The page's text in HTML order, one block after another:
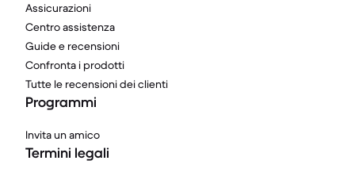
Assicurazioni
Centro assistenza
Guide e recensioni
Confronta i prodotti
Tutte le recensioni dei clienti
Programmi
Invita un amico
Termini legali